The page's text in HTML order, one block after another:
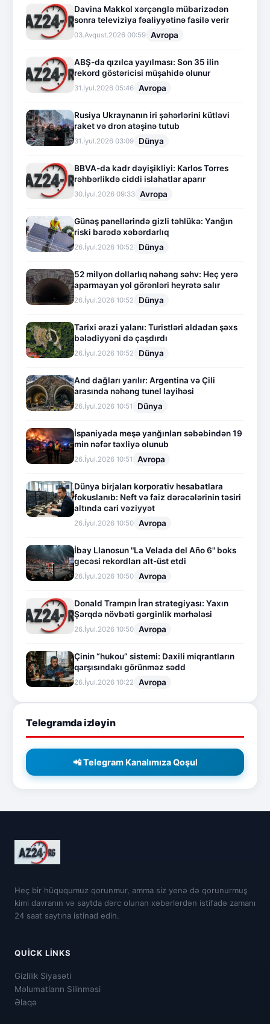
Davina Makkol xərçənglə mübarizədən
sonra televiziya fəaliyyətinə fasilə verir
03.Avqust.2026 00:59 Avropa
ABŞ-da qızılca yayılması: Son 35 ilin
rekord göstəricisi müşahidə olunur
31.İyul.2026 05:46 Avropa
Rusiya Ukraynanın iri şəhərlərini kütləvi
raket və dron atəşinə tutub
31.İyul.2026 03:09 Dünya
BBVA-da kadr dəyişikliyi: Karlos Torres
rəhbərlikdə ciddi islahatlar aparır
30.İyul.2026 09:33 Avropa
Günəş panellərində gizli təhlükə: Yanğın
riski barədə xəbərdarlıq
26.İyul.2026 10:52 Dünya
52 milyon dollarlıq nəhəng səhv: Heç yerə
aparmayan yol görənləri heyrətə salır
26.İyul.2026 10:52 Dünya
Tarixi ərazi yalanı: Turistləri aldadan şəxs
bələdiyyəni də çaşdırdı
26.İyul.2026 10:52 Dünya
And dağları yarılır: Argentina və Çili
arasında nəhəng tunel layihəsi
26.İyul.2026 10:51 Dünya
İspaniyada meşə yanğınları səbəbindən 19
min nəfər təxliyə olunub
26.İyul.2026 10:51 Avropa
Dünya birjaları korporativ hesabatlara
fokuslanıb: Neft və faiz dərəcələrinin təsiri
altında cari vəziyyət
26.İyul.2026 10:50 Avropa
İbay Llanosun "La Velada del Año 6" boks
gecəsi rekordları alt-üst etdi
26.İyul.2026 10:50 Avropa
Donald Trampın İran strategiyası: Yaxın
Şərqdə növbəti gərginlik mərhələsi
26.İyul.2026 10:50 Avropa
Çinin “hukou” sistemi: Daxili miqrantların
qarşısındakı görünməz sədd
26.İyul.2026 10:22 Avropa
Telegramda izləyin
📲 Telegram Kanalımıza Qoşul
Heç bir hüququmuz qorunmur, amma siz yenə də qorunurmuş
kimi davranın və saytda dərc olunan xəbərlərdən istifadə zamanı
24 saat saytına istinad edin.
QUICK LINKS
Gizlilik Siyasəti
Məlumatların Silinməsi
Əlaqə